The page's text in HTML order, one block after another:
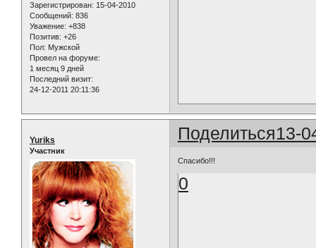
Зарегистрирован: 15-04-2010
Сообщений: 836
Уважение: +838
Позитив: +26
Пол: Мужской
Провел на форуме:
1 месяц 9 дней
Последний визит:
24-12-2011 20:11:36
Поделиться13-
Yuriks
Участник
Спасибо!!!
0